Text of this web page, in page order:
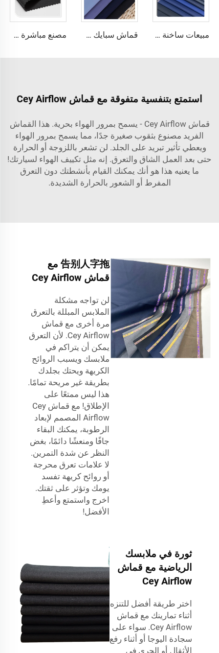
مبيعات ساخنة 80/20 خليط بوليستر ويزيل تويك لقماش تنورة للملابس قماش سبايك عالي الجودة البوليستر 100% نسيج منسوج لفساتين النساء الحجابية مصنع مباشرة 100 بوليستر سميك الجاباردين مقاوم للماء قماش مخصص للملابس العملية
استمتع بتنفسية متفوقة مع قماش Cey Airflow
قماش Cey Airflow - يسمح بمرور الهواء بحرية. هذا القماش
الفريد مصنوع بثقوب صغيرة جدًا، مما يسمح بمرور الهواء
ويعطي تأثير تبريد على الجلد. لن تشعر باللزوجة أو الحرارة
حتى بعد العمل الشاق والتعرق. إنه مثل تكييف الهواء لسيارتك!
ما يعنيه هذا هو أنك يمكنك القيام بأنشطتك دون التعرق
المفرط أو الشعور بالحرارة الشديدة.
告别人字拖 مع
قماش Cey Airflow
لن تواجه مشكلة
الملابس المبللة بالتعرق
مرة أخرى مع قماش
Cey Airflow. لأن التعرق
يمكن أن يتراكم في
ملابسك ويسبب الروائح
الكريهة ويحتك بجلدك
بطريقة غير مريحة تمامًا.
هذا ليس ممتعًا على
الإطلاق! مع قماش Cey
Airflow المصمم لإبعاد
الرطوبة، يمكنك البقاء
جافًا ومنعشًا دائمًا، بغض
النظر عن شدة التمرين.
لا علامات تعرق محرجة
أو روائح كريهة تفسد
يومك وتؤثر على ثقتك.
اخرج واستمتع وأعطِ
الأفضل!
ثورة في ملابسك
الرياضية مع قماش
Cey Airflow
اختر طريقة أفضل للتنزه
أثناء تمارينك مع قماش
Cey Airflow. سواء على
سجادة اليوجا أو أثناء رفع
الأثقال أو الجري في